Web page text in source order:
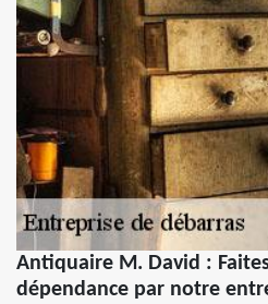
Antiquaire M. David :
dépendance par notre